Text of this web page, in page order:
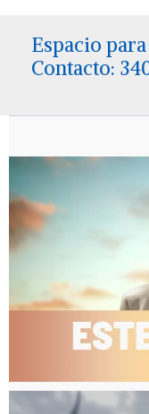
Espacio
Contacto: